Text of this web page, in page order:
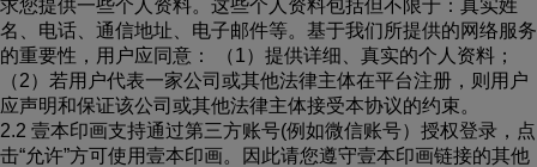
求您提供一些个人资料。这些个人资料包括但不限于：真实姓
名、电话、通信地址、电子邮件等。基于我们所提供的网络服务
的重要性，用户应同意： （1）提供详细、真实的个人资料；
（2）若用户代表一家公司或其他法律主体在平台注册，则用户
应声明和保证该公司或其他法律主体接受本协议的约束。
2.2 壹本印画支持通过第三方账号(例如微信账号）授权登录，点
击“允许”方可使用壹本印画。因此请您遵守壹本印画链接的其他